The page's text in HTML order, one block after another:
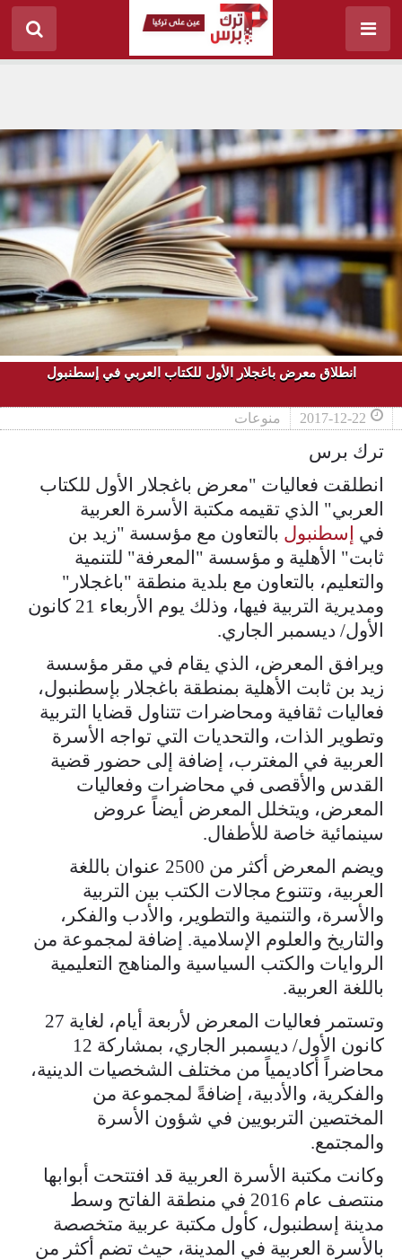
انطلاق معرض باغجلار الأول للكتاب العربي في إسطنبول
2017-12-22 منوعات
ترك برس
انطلقت فعاليات "معرض باغجلار الأول للكتاب
العربي" الذي تقيمه مكتبة الأسرة العربية
في
إسطنبول بالتعاون مع مؤسسة "زيد بن
ثابت" الأهلية و مؤسسة "المعرفة" للتنمية
والتعليم، بالتعاون مع بلدية منطقة "باغجلار"
ومديرية التربية فيها، وذلك يوم الأربعاء 21 كانون
الأول/ ديسمبر الجاري.
ويرافق المعرض، الذي يقام في مقر مؤسسة
زيد بن ثابت الأهلية بمنطقة باغجلار بإسطنبول،
فعاليات ثقافية ومحاضرات تتناول قضايا التربية
وتطوير الذات، والتحديات التي تواجه الأسرة
العربية في المغترب، إضافة إلى حضور قضية
القدس والأقصى في محاضرات وفعاليات
المعرض، ويتخلل المعرض أيضاً عروض
سينمائية خاصة للأطفال.
ويضم المعرض أكثر من 2500 عنوان باللغة
العربية، وتتنوع مجالات الكتب بين التربية
والأسرة، والتنمية والتطوير، والأدب والفكر،
والتاريخ والعلوم الإسلامية. إضافة لمجموعة من
الروايات والكتب السياسية والمناهج التعليمية
باللغة العربية.
وتستمر فعاليات المعرض لأربعة أيام، لغاية 27
كانون الأول/ ديسمبر الجاري، بمشاركة 12
محاضراً أكاديمياً من مختلف الشخصيات الدينية،
والفكرية، والأدبية، إضافةً لمجموعة من
المختصين التربويين في شؤون الأسرة
والمجتمع.
وكانت مكتبة الأسرة العربية قد افتتحت أبوابها
منتصف عام 2016 في منطقة الفاتح وسط
مدينة إسطنبول، كأول مكتبة عربية متخصصة
بالأسرة العربية في المدينة، حيث تضم أكثر من